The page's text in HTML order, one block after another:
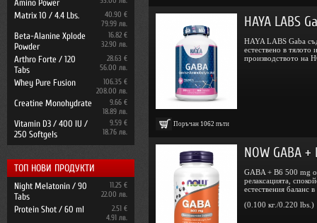
Amino Power
Matrix 10 / 4.4 Lbs.
40.90 €
79.99 лв.
Beta-Alanine Xplode
Powder
16.82 €
32.90 лв.
Arthro Forte / 120
Tabs
28.63 €
56.00 лв.
Whey Pure Fusion
106.35 €
208.00 лв.
Creatine Monohydrate
9.66 €
18.89 лв.
Vitamin D3 / 400 IU /
250 Softgels
9.59 €
18.76 лв.
ТОП НОВИ ПРОДУКТИ
Night Melatonin / 90
Tabs
11.25 €
22.00 лв.
Protein Shot / 60 ml
2.51 €
4.91 лв.
Поръчан 1062 пъти
HAYA LABS
HAYA LABS Gaba
естествено в тялото
производството на
NOW GABA
GABA + B6 500 mg
релаксацията,
естествения баланс
(0.100 кг./0.220 lbs.)